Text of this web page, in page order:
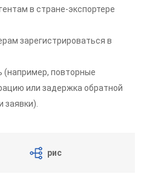
в стране-экспортере
зарегистрироваться в
повторные
или задержка обратной
заявки).
рис